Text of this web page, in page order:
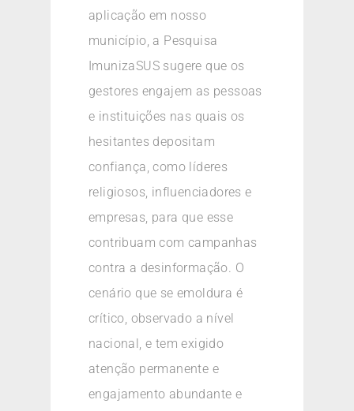
aplicação em nosso
município, a Pesquisa
ImunizaSUS sugere que os
gestores engajem as pessoas
e instituições nas quais os
hesitantes depositam
confiança, como líderes
religiosos, influenciadores e
empresas, para que esse
contribuam com campanhas
contra a desinformação. O
cenário que se emoldura é
crítico, observado a nível
nacional, e tem exigido
atenção permanente e
engajamento abundante e